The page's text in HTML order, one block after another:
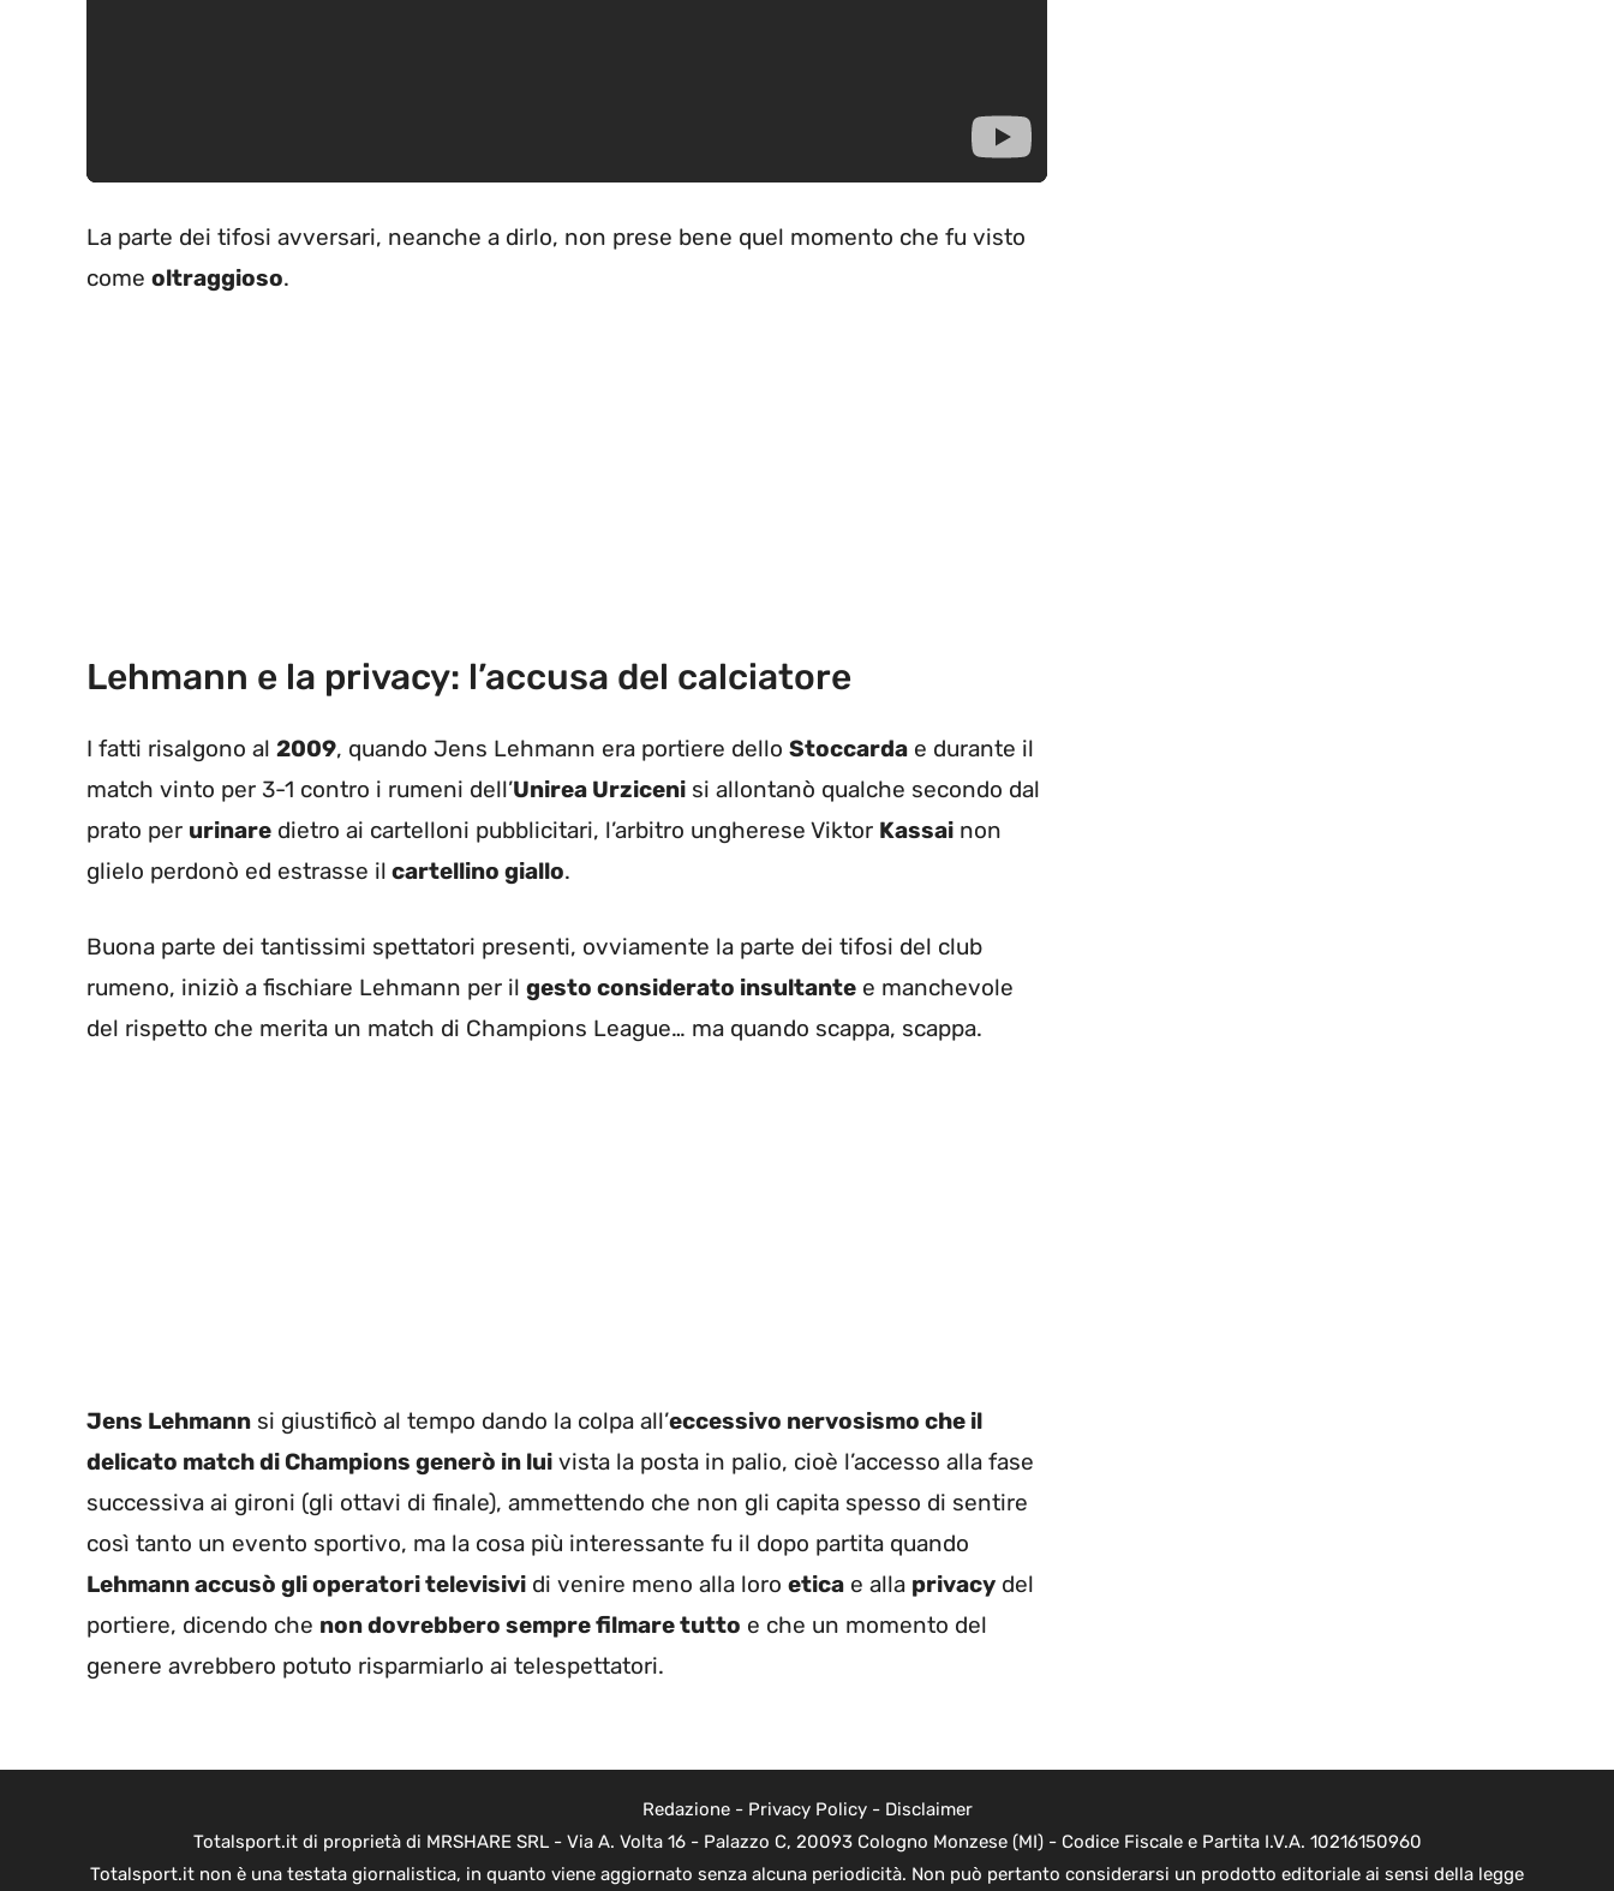
La parte dei tifosi avversari, neanche a dirlo, non prese bene quel momento che fu visto
come oltraggioso.
Lehmann e la privacy: l’accusa del calciatore
I fatti risalgono al 2009, quando Jens Lehmann era portiere dello Stoccarda e durante il
match vinto per 3-1 contro i rumeni dell’Unirea Urziceni si allontanò qualche secondo dal
prato per urinare dietro ai cartelloni pubblicitari, l’arbitro ungherese Viktor Kassai non
glielo perdonò ed estrasse il cartellino giallo.
Buona parte dei tantissimi spettatori presenti, ovviamente la parte dei tifosi del club
rumeno, iniziò a fischiare Lehmann per il gesto considerato insultante e manchevole
del rispetto che merita un match di Champions League… ma quando scappa, scappa.
Jens Lehmann si giustificò al tempo dando la colpa all’eccessivo nervosismo che il
delicato match di Champions generò in lui vista la posta in palio, cioè l’accesso alla fase
successiva ai gironi (gli ottavi di finale), ammettendo che non gli capita spesso di sentire
così tanto un evento sportivo, ma la cosa più interessante fu il dopo partita quando
Lehmann accusò gli operatori televisivi di venire meno alla loro etica e alla privacy del
portiere, dicendo che non dovrebbero sempre filmare tutto e che un momento del
genere avrebbero potuto risparmiarlo ai telespettatori.
Redazione- Privacy Policy- Disclaimer
Totalsport.it di proprietà di MRSHARE SRL - Via A. Volta 16 - Palazzo C, 20093 Cologno Monzese (MI) - Codice Fiscale e Partita I.V.A. 10216150960
Totalsport.it non è una testata giornalistica, in quanto viene aggiornato senza alcuna periodicità. Non può pertanto considerarsi un prodotto editoriale ai sensi della legge